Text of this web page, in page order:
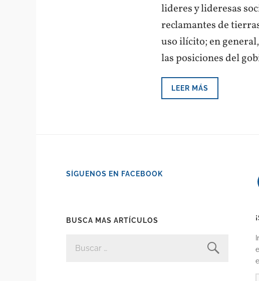
lideres y lideresas
reclamantes de
uso ilícito; en
las posiciones del
LEER MÁS
SÍGUENOS EN FACEBOOK
BUSCA MAS ARTÍCULOS